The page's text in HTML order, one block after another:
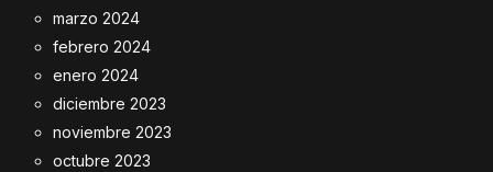
marzo 2024
febrero 2024
enero 2024
diciembre 2023
noviembre 2023
octubre 2023